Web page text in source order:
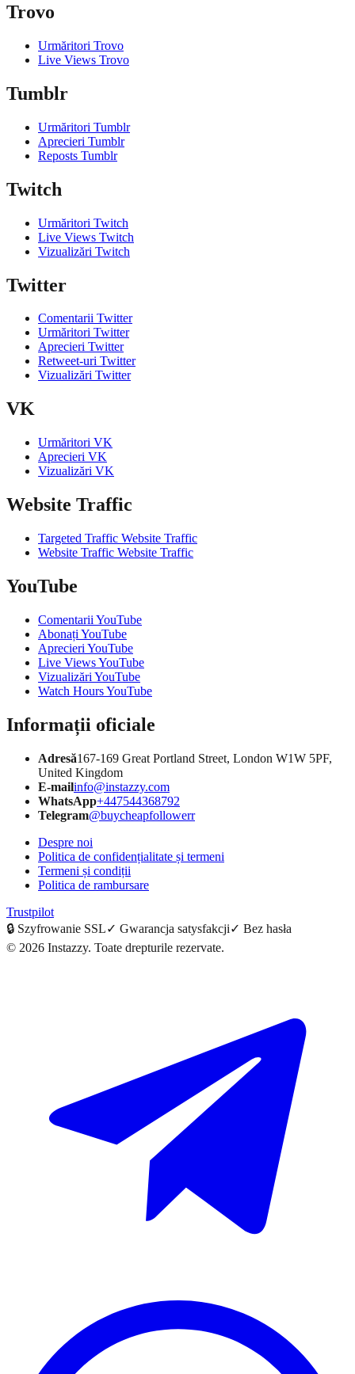
Trovo
Urmăritori Trovo
Live Views Trovo
Tumblr
Urmăritori Tumblr
Aprecieri Tumblr
Reposts Tumblr
Twitch
Urmăritori Twitch
Live Views Twitch
Vizualizări Twitch
Twitter
Comentarii Twitter
Urmăritori Twitter
Aprecieri Twitter
Retweet-uri Twitter
Vizualizări Twitter
VK
Urmăritori VK
Aprecieri VK
Vizualizări VK
Website Traffic
Targeted Traffic Website Traffic
Website Traffic Website Traffic
YouTube
Comentarii YouTube
Abonați YouTube
Aprecieri YouTube
Live Views YouTube
Vizualizări YouTube
Watch Hours YouTube
Informații oficiale
Adresă167-169 Great Portland Street, London W1W 5PF,
United Kingdom
E-mailinfo@instazzy.com
WhatsApp+447544368792
Telegram@buycheapfollowerr
Despre noi
Politica de confidențialitate și termeni
Termeni și condiții
Politica de rambursare
Trustpilot
🔒 Szyfrowanie SSL✓ Gwarancja satysfakcji✓ Bez hasła
© 2026 Instazzy. Toate drepturile rezervate.